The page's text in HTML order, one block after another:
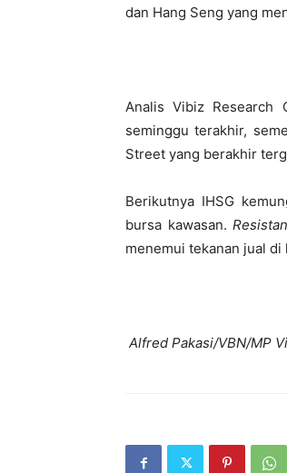
dan Hang Seng yang
Analis Vibiz Research
seminggu terakhir,
Street yang berakhir
Berikutnya IHSG
bursa kawasan.
menemui tekanan jual di
Alfred Pakasi/VBN/MP